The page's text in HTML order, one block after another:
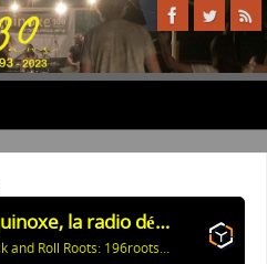
Equinoxe, la radio découverte
Rock and Roll Roots: 196rootsblum2 23-01-2021